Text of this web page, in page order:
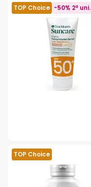
TOP Choice -50% 2ª uni.
TOP Choice